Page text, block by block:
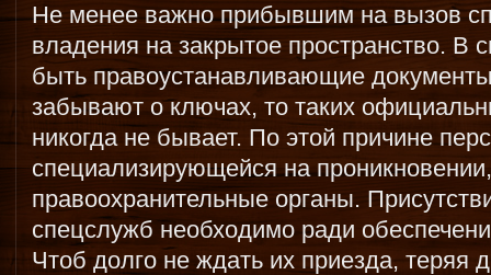
Не менее важно прибывшим на вызов
владения на закрытое пространство. В
быть правоустанавливающие
забывают о ключах, то таких
никогда не бывает. По этой причине
специализирующейся на
правоохранительные органы.
спецслужб необходимо ради
Чтоб долго не ждать их приезда, теряя